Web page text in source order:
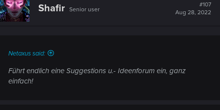
Shafir Senior user
#107
Aug 28, 2022
Netaxus said:
Führt endlich eine Suggestions u.- Ideenforum ein, ganz
einfach!